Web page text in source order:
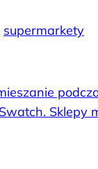
supermarkety
Sklepy